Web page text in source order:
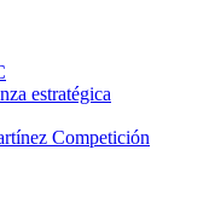
estratégica
Competición